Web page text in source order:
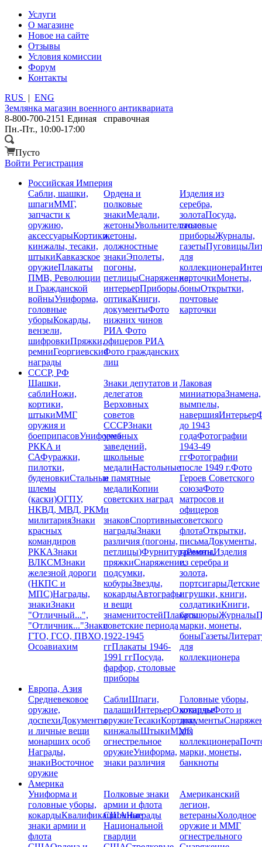
Услуги
О магазине
Новое на сайте
Отзывы
Условия комиссии
Форум
Контакты
RUS | ENG
Землянка магазин военного антиквариата
8-800-700-2151 Единая справочная
Пн.-Пт., 10:00-17:00
Пусто
Войти Регистрация
Российская Империя
Сабли, шашки,
шпагиММГ,
запчасти к
оружию,
аксессуарыКортики,
кинжалы, тесаки,
штыкиКавказское
оружиеПлакаты
ПМВ, Революции
и Гражданской
войныУниформа,
головные
уборыКокарды,
вензели,
шифровкиПряжки,
ремниГеоргиевские
награды
Ордена и
полковые
знакиМедали,
жетоныУвольнительные
жетоны,
должностные
знакиЭполеты,
погоны,
петлицыСнаряжение,
интерьерПриборы,
оптикаКниги,
документыФото
нижних чинов
РИАФото
офицеров РИА
Фото гражданских
лиц
Изделия из
серебра,
золотаПосуда,
столовые
приборыЖурналы,
газетыПуговицы
для
коллекционера
карточкиМонеты,
боныОткрытки,
почтовые
карточки
СССР, РФ
Шашки,
саблиНожи,
кортики,
штыкиММГ
оружия и
боеприпасовУниформа
РККА и
САФуражки,
пилотки,
буденовкиСтальные
шлемы
(каски)ОГПУ,
НКВД, МВД, РКМ
милитарияЗнаки
красных
командиров
РККАЗнаки
ВЛКСМЗнаки
железной дороги
(НКПС и
МПС)Награды,
знакиЗнаки
"Отличный...",
"Отличник..."Знаки
ГТО, ГСО, ПВХО,
Осоавиахим
Знаки депутатов и
делегатов
Верховных
советов
СССРЗнаки
учебных
заведений,
школьные
медалиНастольные
и памятные
медалиКопии
советских наград
и
знаковСпортивные
наградыЗнаки
различия (погоны,
петлицы)ФурнитураРемни,
пряжкиСнаряжение,
подсумки,
кобурыЗвезды,
кокардыАвтографы
и вещи
знаменитостейПлакаты
советские периода
1922-1945
ггПлакаты 1946-
1991 ггПосуда,
фарфор, столовые
приборы
Лаковая
миниатюраЗнамена,
вымпелы,
навершияИнтерьер
до 1943
годаФотографии
1943-49
ггФотографии
после 1949 г.Фото
Героев Советского
союзаФото
матросов и
офицеров
советского
флотаОткрытки,
письмаДокументы,
грамотыИзделия
из серебра и
золота,
портсигарыДетские
игрушки, книги,
солдатикиКниги,
брошюрыЖурналы
марки, монеты,
боныГазеты
для
коллекционера
Европа, Азия
Средневековое
оружие,
доспехиДокументы
и личные вещи
монарших особ
Награды,
знакиВосточное
оружие
СаблиШпаги,
палашиИнтерьерОхотничье
оружиеТесакиКортики,
кинжалыШтыкиММГ,
огнестрельное
оружиеУниформа,
знаки различия
Головные уборы,
кокардыФото и
документы
для
коллекционера
марки, монеты,
банкноты
Америка
Униформа и
головные уборы,
кокардыКвалификационные
знаки армии и
флота
Полковые знаки
армии и флота
СШАНаграды
Национальной
гвардии
Американский
легион,
ветераныХолодное
оружие и ММГ
огнестрельного